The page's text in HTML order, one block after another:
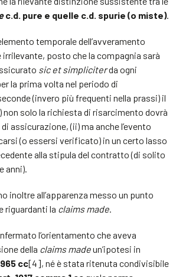
c.d. pure e quelle c.d. spurie (o miste).
temporale dell’avveramento
irrilevante, posto che la compagnia sarà
sic et simpliciterda ogni
la prima volta nel periodo di
(invero più frequenti nella prassi) il
non solo la richiesta di risarcimento dovrà
assicurazione, (ii) ma anche l’evento
(o essersi verificato) in un certo lasso
alla stipula del contratto (di solito
anni).
inoltre all’apparenza messo un punto
riguardanti la claims made.
l’orientamento che aveva
della claims madeun’ipotesi in
cc[4], né è stata ritenuta condivisibile